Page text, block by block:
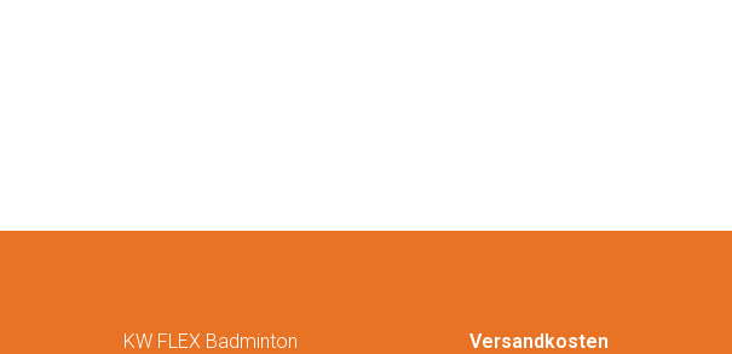
KW FLEX Badminton
Versandkosten